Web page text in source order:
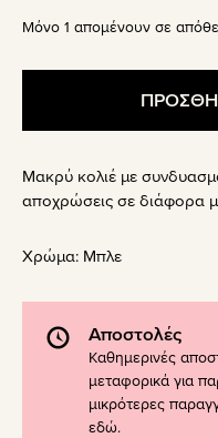
Μόνο 1 απομένουν σε
Μακρύ κολιέ με
αποχρώσεις σε διάφορα
Χρώμα: Μπλε
Αποστολές
Καθημερινές
μεταφορικά για
μικρότερες
εδώ.